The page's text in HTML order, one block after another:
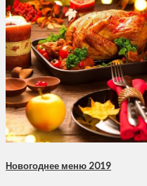
Новогоднее меню 2019